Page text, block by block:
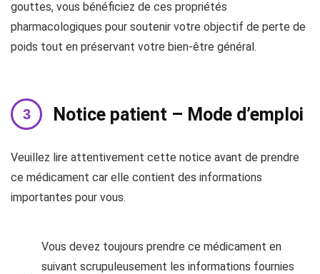
gouttes, vous bénéficiez de ces propriétés
pharmacologiques pour soutenir votre objectif de perte de
poids tout en préservant votre bien-être général.
Notice patient – Mode d’emploi
Veuillez lire attentivement cette notice avant de prendre
ce médicament car elle contient des informations
importantes pour vous.
Vous devez toujours prendre ce médicament en
suivant scrupuleusement les informations fournies